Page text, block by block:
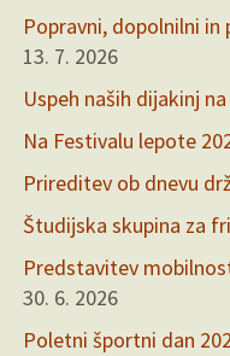
Popravni, dopolnilni
13. 7. 2026
Uspeh naših dijakinj
Na Festivalu lepote
Prireditev ob dnevu
Študijska skupina za
Predstavitev
30. 6. 2026
Poletni športni dan